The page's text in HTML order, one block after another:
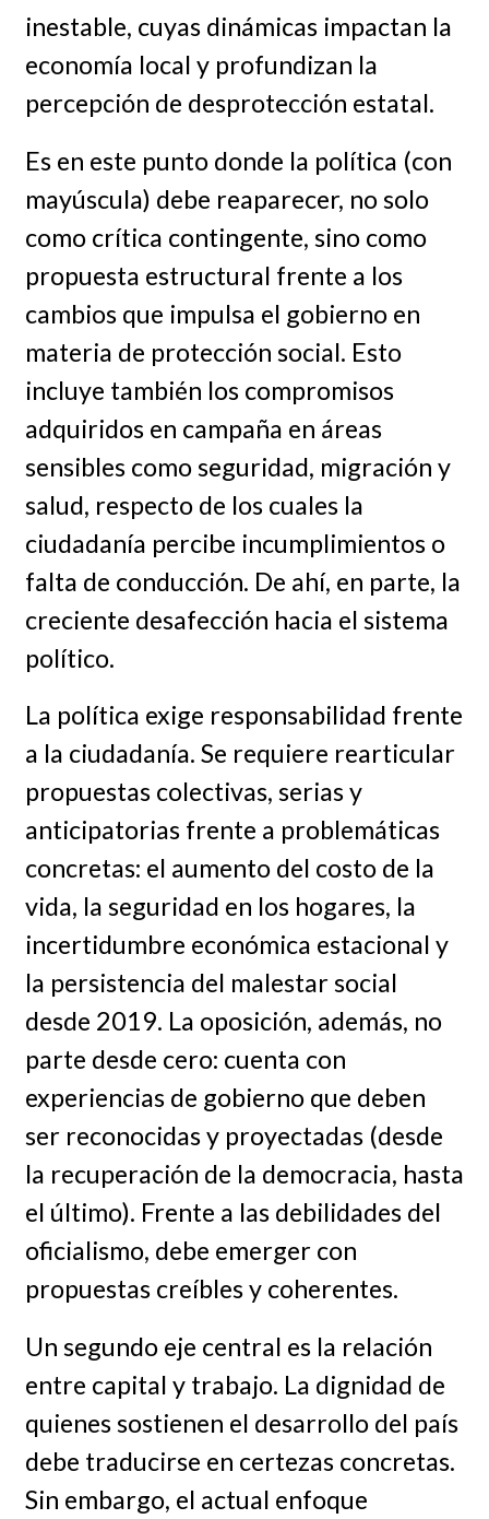
inestable, cuyas dinámicas impactan la
economía local y profundizan la
percepción de desprotección estatal.
Es en este punto donde la política (con
mayúscula) debe reaparecer, no solo
como crítica contingente, sino como
propuesta estructural frente a los
cambios que impulsa el gobierno en
materia de protección social. Esto
incluye también los compromisos
adquiridos en campaña en áreas
sensibles como seguridad, migración y
salud, respecto de los cuales la
ciudadanía percibe incumplimientos o
falta de conducción. De ahí, en parte, la
creciente desafección hacia el sistema
político.
La política exige responsabilidad frente
a la ciudadanía. Se requiere rearticular
propuestas colectivas, serias y
anticipatorias frente a problemáticas
concretas: el aumento del costo de la
vida, la seguridad en los hogares, la
incertidumbre económica estacional y
la persistencia del malestar social
desde 2019. La oposición, además, no
parte desde cero: cuenta con
experiencias de gobierno que deben
ser reconocidas y proyectadas (desde
la recuperación de la democracia, hasta
el último). Frente a las debilidades del
oficialismo, debe emerger con
propuestas creíbles y coherentes.
Un segundo eje central es la relación
entre capital y trabajo. La dignidad de
quienes sostienen el desarrollo del país
debe traducirse en certezas concretas.
Sin embargo, el actual enfoque